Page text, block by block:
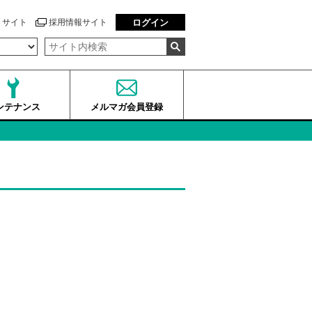
イト 採用情報サイト ログイン
テナンス メルマガ会員登録